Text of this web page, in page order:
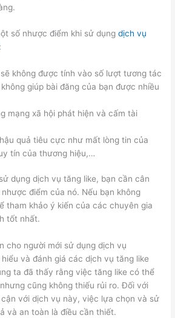
số nhược điểm khi sử dụngdịch vụ
:
không được tính vào số lượt tương tác
giúp bài đăng của bạn được nhiều
mạng xã hội phát hiện và cấm tài
quả tiêu cực như mất lòng tin của
tín của thương hiệu,…
dụng dịch vụ tăng like, bạn cần cân
điểm của nó. Nếu bạn không
tham khảo ý kiến của các chuyên gia
tốt nhất.
cho người mới sử dụng dịch vụ
và đánh giá các dịch vụ tăng like
ta đã thấy rằng việc tăng like có thể
cũng không thiếu rủi ro. Đối với
với dịch vụ này, việc lựa chọn và sử
và an toàn là điều cần thiết.